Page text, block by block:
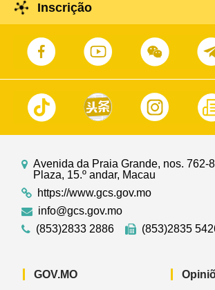
Inscrição
Avenida da Praia Grande, nos. 762-
Plaza, 15.º andar, Macau
https://www.gcs.gov.mo
info@gcs.gov.mo
(853)2833 2886
(853)2835
GOV.MO